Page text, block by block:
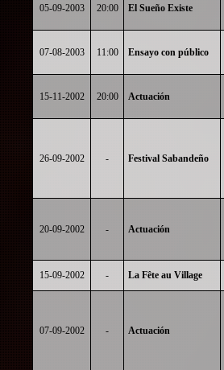
05-09-2003 20:00 El Sueño Existe
07-08-2003 11:00 Ensayo con público
15-11-2002 20:00 Actuación
26-09-2002 - Festival Sabandeño
20-09-2002 - Actuación
15-09-2002 - La Fête au Village
07-09-2002 - Actuación